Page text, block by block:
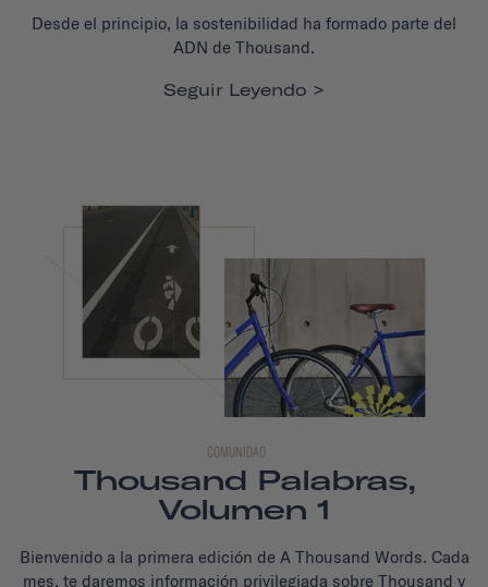
Desde el principio, la sostenibilidad ha formado parte del
ADN de Thousand.
Seguir Leyendo
COMUNIDAD
Thousand Palabras,
Volumen 1
Bienvenido a la primera edición de A Thousand Words. Cada
mes, te daremos información privilegiada sobre Thousand y